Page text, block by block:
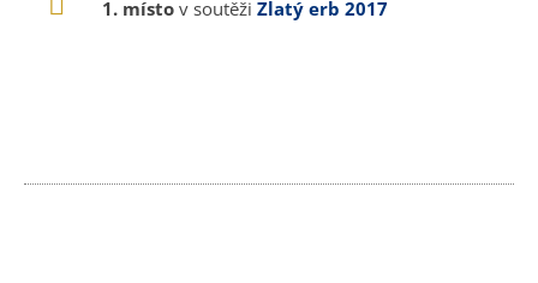
1. místo v soutěži Zlatý erb 2017